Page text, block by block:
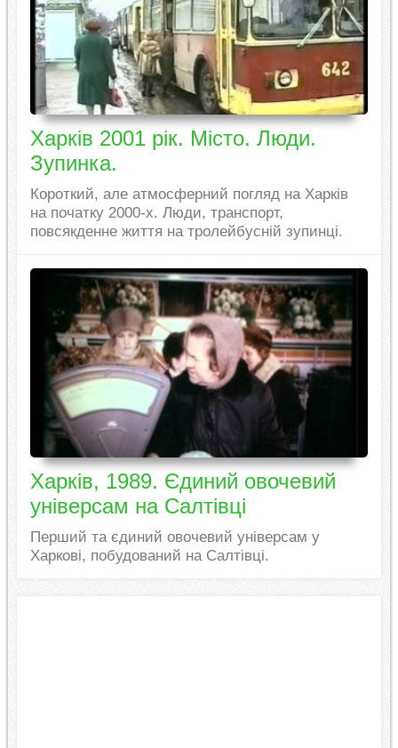
Харків 2001 рік. Місто. Люди.
Зупинка.
Короткий, але атмосферний погляд на Харків
на початку 2000-х. Люди, транспорт,
повсякденне життя на тролейбусній зупинці.
Харків, 1989. Єдиний овочевий
універсам на Салтівці
Перший та єдиний овочевий універсам у
Харкові, побудований на Салтівці.